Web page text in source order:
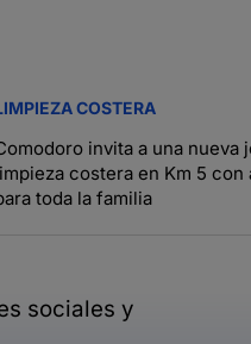
COSTERA
invita a una nueva
costera en Km 5 con
toda la familia
sociales y